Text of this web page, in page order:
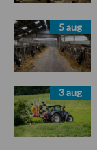
5 aug
3 aug